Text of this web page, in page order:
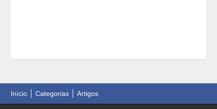
Início Categorias Artigos